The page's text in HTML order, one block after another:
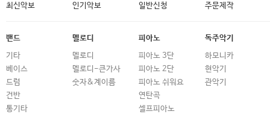
최신악보 인기악보 일반신청 주문제작
밴드
기타
베이스
드럼
건반
통기타
멜로디
멜로디
멜로디-큰가사
숫자&계이름
피아노
피아노 3단
피아노 2단
피아노 쉬워요
연탄곡
셀프피아노
독주악기
하모니카
현악기
관악기